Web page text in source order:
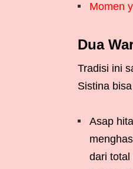
Momen
Dua
Tradisi ini
Sistina
Asap
dari total